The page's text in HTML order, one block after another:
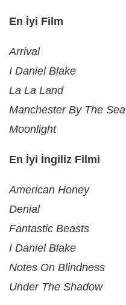
En İyi Film
Arrival
I Daniel Blake
La La Land
Manchester By The Sea
Moonlight
En İyi İngiliz Filmi
American Honey
Denial
Fantastic Beasts
I Daniel Blake
Notes On Blindness
Under The Shadow